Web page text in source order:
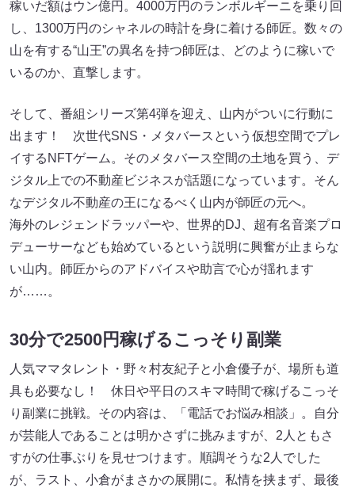
稼いだ額はウン億円。4000万円のランボルギーニを乗り回
し、1300万円のシャネルの時計を身に着ける師匠。数々の
山を有する“山王”の異名を持つ師匠は、どのように稼いで
いるのか、直撃します。
そして、番組シリーズ第4弾を迎え、山内がついに行動に
出ます！ 次世代SNS・メタバースという仮想空間でプレ
イするNFTゲーム。そのメタバース空間の土地を買う、デ
ジタル上での不動産ビジネスが話題になっています。そん
なデジタル不動産の王になるべく山内が師匠の元へ。
海外のレジェンドラッパーや、世界的DJ、超有名音楽プロ
デューサーなども始めているという説明に興奮が止まらな
い山内。師匠からのアドバイスや助言で心が揺れます
が……。
30分で2500円稼げるこっそり副業
人気ママタレント・野々村友紀子と小倉優子が、場所も道
具も必要なし！ 休日や平日のスキマ時間で稼げるこっそ
り副業に挑戦。その内容は、「電話でお悩み相談」。自分
が芸能人であることは明かさずに挑みますが、2人ともさ
すがの仕事ぶりを見せつけます。順調そうな2人でした
が、ラスト、小倉がまさかの展開に。私情を挟まず、最後